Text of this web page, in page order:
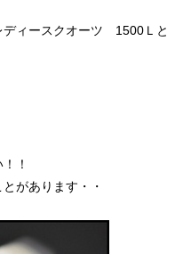
ディースクオーツ 1500Ｌと
！
があります・・